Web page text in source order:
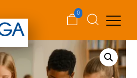
0